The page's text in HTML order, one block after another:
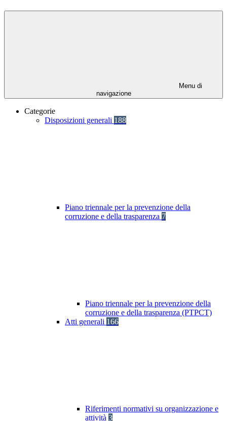
Menu di
navigazione
Categorie
Disposizioni generali 188
Piano triennale per la prevenzione della
corruzione e della trasparenza 7
Piano triennale per la prevenzione della
corruzione e della trasparenza (PTPCT)
Atti generali 166
Riferimenti normativi su organizzazione e
attività 3